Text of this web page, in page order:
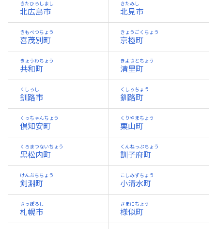
北広島市
きたひろしまし
北見市
きたみし
喜茂別町
きもべつちょう
京極町
きょうごくちょう
共和町
きょうわちょう
清里町
きよさとちょう
釧路市
くしろし
釧路町
くしろちょう
倶知安町
くっちゃんちょう
栗山町
くりやまちょう
黒松内町
くろまつないちょう
訓子府町
くんねっぷちょう
剣淵町
けんぶちちょう
小清水町
こしみずちょう
札幌市
さっぽろし
様似町
さまにちょう